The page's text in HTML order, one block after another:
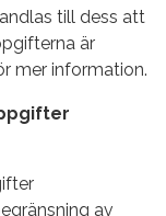
till dess att
är
mer information.
av